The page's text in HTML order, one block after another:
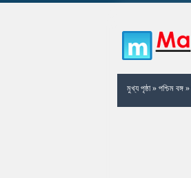
মুখ্য পৃষ্ঠা» পশ্চিম বঙ্গ»